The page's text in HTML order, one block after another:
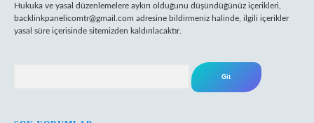
Hukuka ve yasal düzenlemelere aykırı olduğunu düşündüğünüz içerikleri,
backlinkpanelicomtr@gmail.com adresine bildirmeniz halinde, ilgili içerikler
yasal süre içerisinde sitemizden kaldırılacaktır.